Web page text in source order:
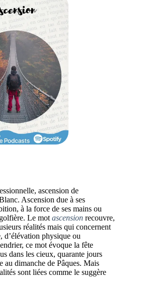
ascension de
Ascension due à ses
à la force de ses mains ou
Le mot ascension recouvre,
réalités mais qui concernent
d’élévation physique ou
ce mot évoque la fête
dans les cieux, quarante jours
au dimanche de Pâques. Mais
sont liées comme le suggère